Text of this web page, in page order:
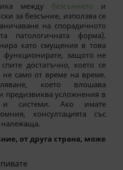
между безсънието и
за безсъние, използва се
на спорадичното
патологичната форма).
като смущения в това
функционирате, защото не
достатъчно, което се
не само от време на време.
което влошава
предизвиква усложнения в
и системи. Ако имате
консултацията със
належаща.
от друга страна, може